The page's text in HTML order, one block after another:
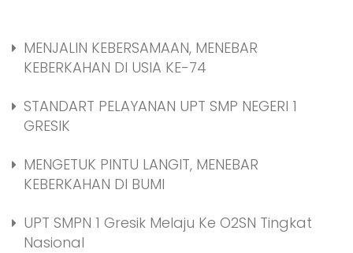
MENJALIN KEBERSAMAAN, MENEBAR
KEBERKAHAN DI USIA KE-74
STANDART PELAYANAN UPT SMP NEGERI 1
GRESIK
MENGETUK PINTU LANGIT, MENEBAR
KEBERKAHAN DI BUMI
UPT SMPN 1 Gresik Melaju Ke O2SN Tingkat
Nasional